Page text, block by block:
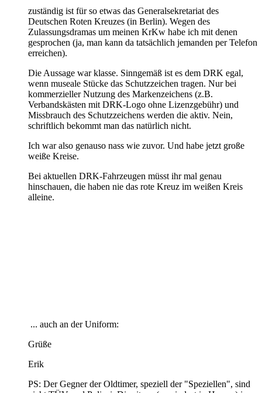
zuständig ist für so etwas das Generalsekretariat des
Deutschen Roten Kreuzes (in Berlin). Wegen des
Zulassungsdramas um meinen KrKw habe ich mit denen
gesprochen (ja, man kann da tatsächlich jemanden per Telefon
erreichen).
Die Aussage war klasse. Sinngemäß ist es dem DRK egal,
wenn museale Stücke das Schutzzeichen tragen. Nur bei
kommerzieller Nutzung des Markenzeichens (z.B.
Verbandskästen mit DRK-Logo ohne Lizenzgebühr) und
Missbrauch des Schutzzeichens werden die aktiv. Nein,
schriftlich bekommt man das natürlich nicht.
Ich war also genauso nass wie zuvor. Und habe jetzt große
weiße Kreise.
Bei aktuellen DRK-Fahrzeugen müsst ihr mal genau
hinschauen, die haben nie das rote Kreuz im weißen Kreis
alleine.
... auch an der Uniform:
Grüße
Erik
PS: Der Gegner der Oldtimer, speziell der "Speziellen", sind